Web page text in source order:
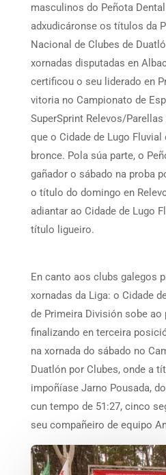
masculinos do Peñota
adxudicáronse os títulos da
Nacional de Clubes de
xornadas disputadas en
certificou o seu liderado en
vitoria no Campionato de
SuperSprint Relevos/
que o Cidade de Lugo
bronce. Pola súa parte, o
gañador o sábado na proba
o título do domingo en
adiantar ao Cidade de Lugo
título ligueiro.
En canto aos clubs galegos
xornadas da Liga: o Cidade
de Primeira División sobe ao
finalizando en terceira
na xornada do sábado no
Duatlón por Clubes, onde a
impoñíase Jarno Pousada,
cun tempo de 51:27, cinco
seu compañeiro de equipo